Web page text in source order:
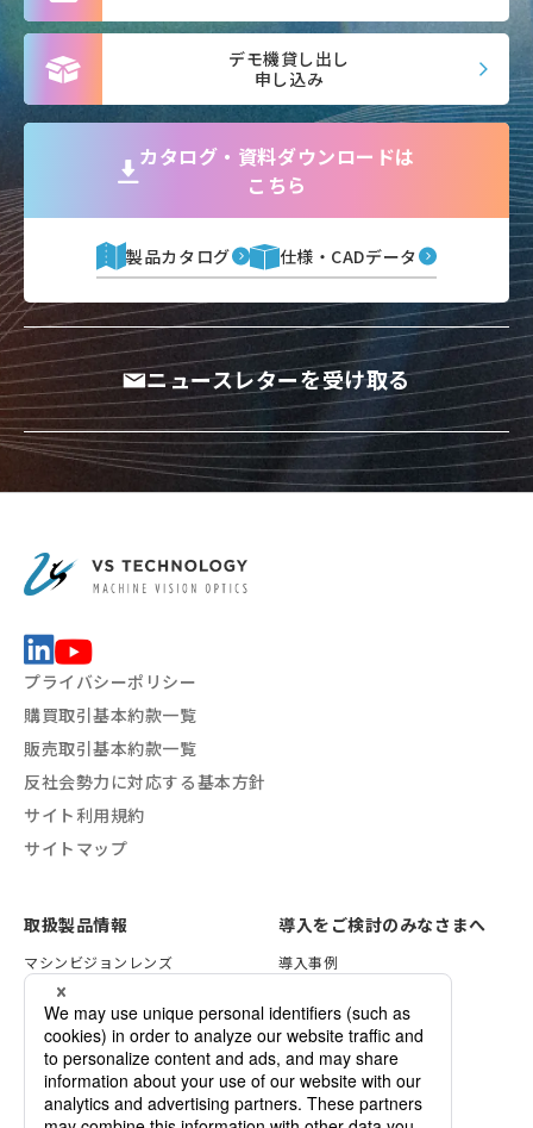
デモ機貸し出し
申し込み
カタログ・資料ダウンロードは
こちら
製品カタログ 仕様・CADデータ
ニュースレターを受け取る
プライバシーポリシー
購買取引基本約款一覧
販売取引基本約款一覧
反社会勢力に対応する基本方針
サイト利用規約
サイトマップ
取扱製品情報
マシンビジョンレンズ
VSTライティング
画像処理ソリューション
セキュリティレンズ
各種資料一覧
導入をご検討のみなさまへ
導入事例
照明の選定方法
検証サービスのご案内
デモ機のご依頼
カスタマイズのご案内